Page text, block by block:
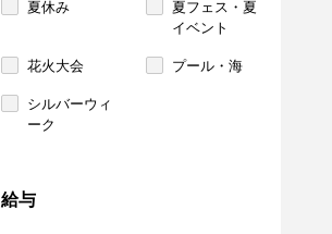
夏休み
夏フェス・夏
イベント
花火大会 プール・海
シルバーウィ
ーク
給与